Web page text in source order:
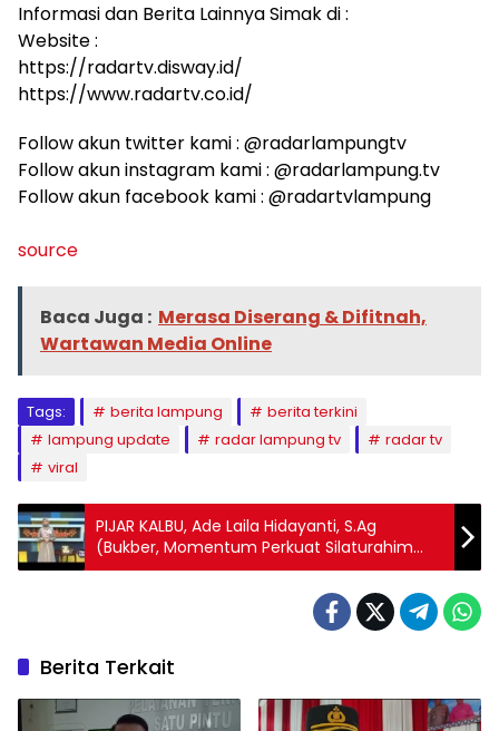
Informasi dan Berita Lainnya Simak di :
Website :
https://radartv.disway.id/
https://www.radartv.co.id/
Follow akun twitter kami : @radarlampungtv
Follow akun instagram kami : @radarlampung.tv
Follow akun facebook kami : @radartvlampung
source
Baca Juga : Merasa Diserang & Difitnah,
Wartawan Media Online
Tags: berita lampung
berita terkini
lampung update
radar lampung tv
radar tv
viral
PIJAR KALBU, Ade Laila Hidayanti, S.Ag
(Bukber, Momentum Perkuat Silaturahim
dan Raih Pahala).
Berita Terkait